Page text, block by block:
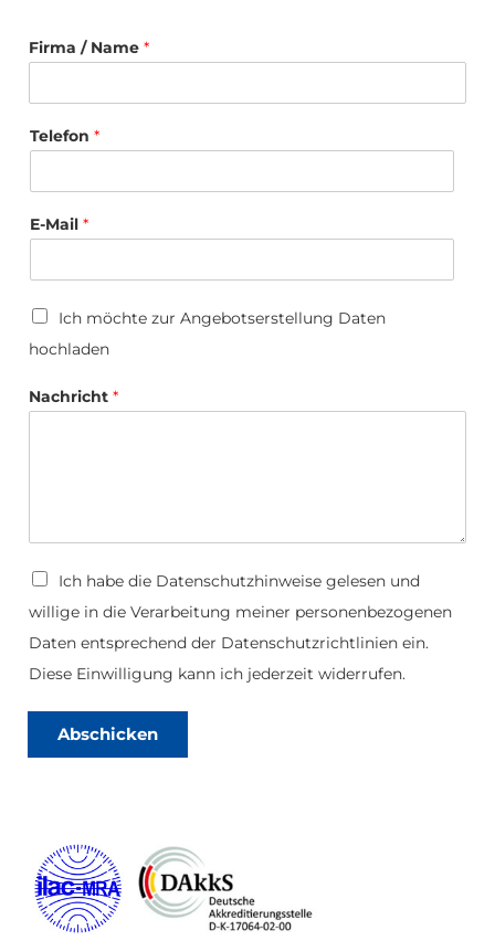
Firma / Name *
Telefon *
E-Mail *
U
l
a
d
Ich möchte zur Angebotserstellung Daten
hochladen
a
h
h
t
a
i
Nachricht *
D
t
e
n
s
h
Ich habe die Datenschutzhinweise gelesen und
willige in die Verarbeitung meiner personenbezogenen
Daten entsprechend der Datenschutzrichtlinien ein.
Diese Einwilligung kann ich jederzeit widerrufen.
Abschicken